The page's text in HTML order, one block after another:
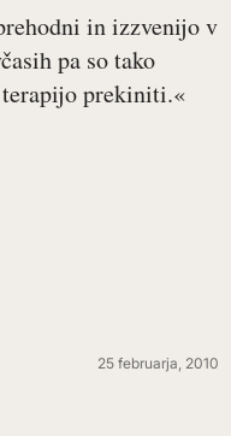
in izzvenijo v
pa so tako
prekiniti.«
25 februarja, 2010